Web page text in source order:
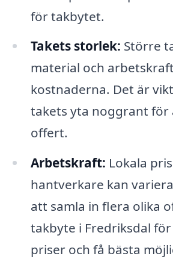
för takbytet.
Takets storlek: Större
material och
kostnaderna. Det är
takets yta noggrant för
offert.
Arbetskraft: Lokala
hantverkare kan
att samla in flera olika
takbyte i Fredriksdal
priser och få bästa